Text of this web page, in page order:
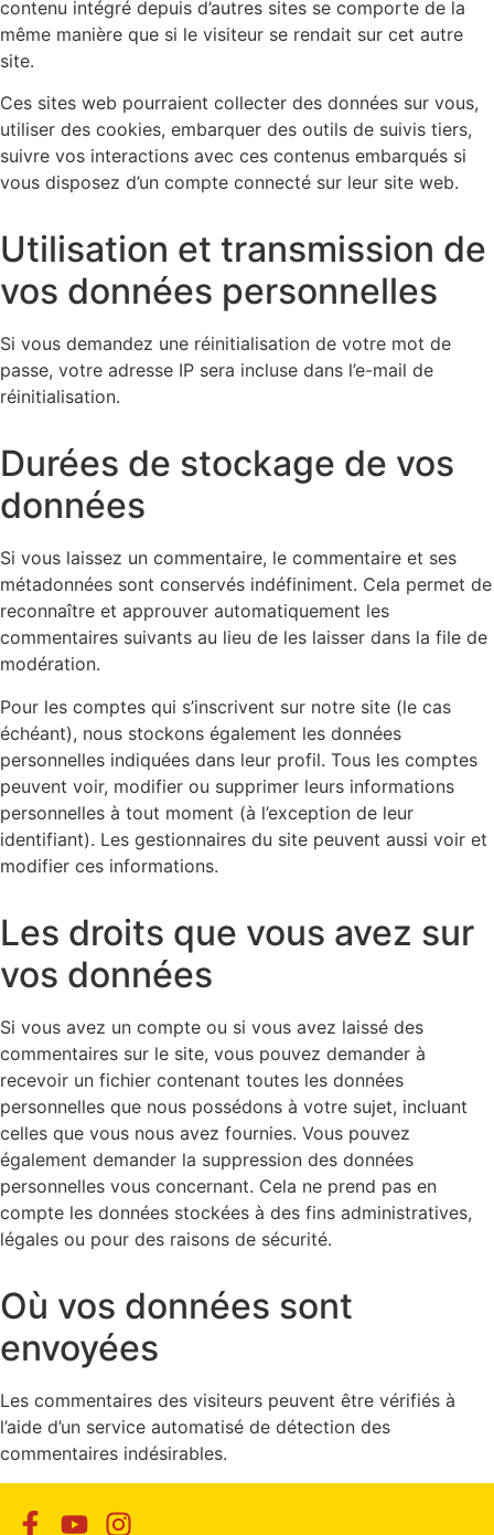
contenu intégré depuis d’autres sites se comporte de la
même manière que si le visiteur se rendait sur cet autre
site.
Ces sites web pourraient collecter des données sur vous,
utiliser des cookies, embarquer des outils de suivis tiers,
suivre vos interactions avec ces contenus embarqués si
vous disposez d’un compte connecté sur leur site web.
Utilisation et transmission de
vos données personnelles
Si vous demandez une réinitialisation de votre mot de
passe, votre adresse IP sera incluse dans l’e-mail de
réinitialisation.
Durées de stockage de vos
données
Si vous laissez un commentaire, le commentaire et ses
métadonnées sont conservés indéfiniment. Cela permet de
reconnaître et approuver automatiquement les
commentaires suivants au lieu de les laisser dans la file de
modération.
Pour les comptes qui s’inscrivent sur notre site (le cas
échéant), nous stockons également les données
personnelles indiquées dans leur profil. Tous les comptes
peuvent voir, modifier ou supprimer leurs informations
personnelles à tout moment (à l’exception de leur
identifiant). Les gestionnaires du site peuvent aussi voir et
modifier ces informations.
Les droits que vous avez sur
vos données
Si vous avez un compte ou si vous avez laissé des
commentaires sur le site, vous pouvez demander à
recevoir un fichier contenant toutes les données
personnelles que nous possédons à votre sujet, incluant
celles que vous nous avez fournies. Vous pouvez
également demander la suppression des données
personnelles vous concernant. Cela ne prend pas en
compte les données stockées à des fins administratives,
légales ou pour des raisons de sécurité.
Où vos données sont
envoyées
Les commentaires des visiteurs peuvent être vérifiés à
l’aide d’un service automatisé de détection des
commentaires indésirables.